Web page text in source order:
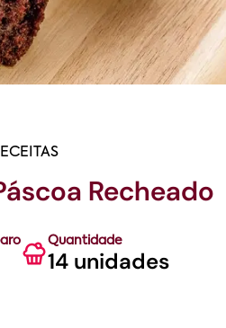
Recheado
Quantidade
14 unidades